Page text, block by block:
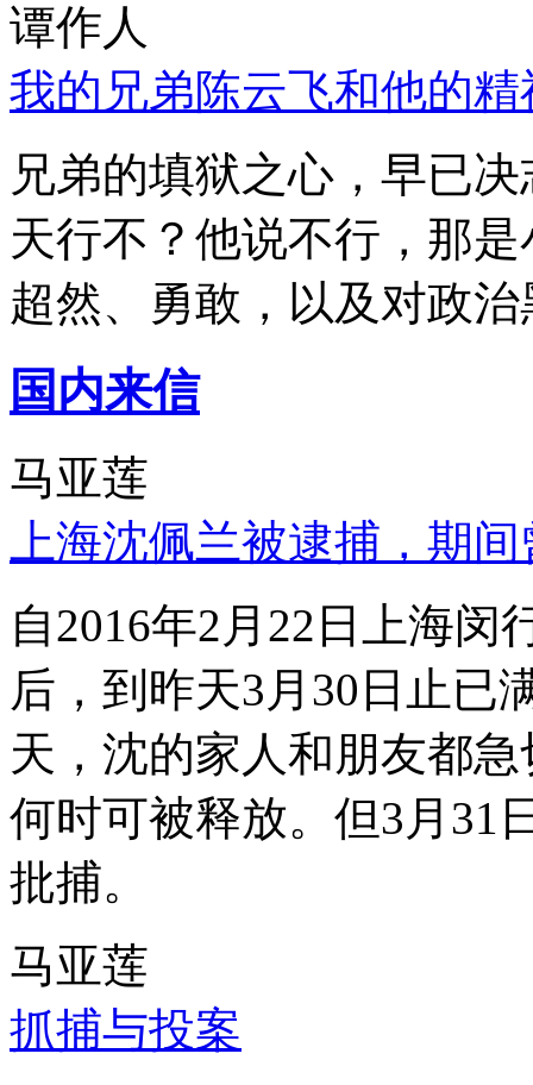
谭作人
我的兄弟陈云飞和他的
兄弟的填狱之心，早已
天行不？他说不行，那
超然、勇敢，以及对政
国内来信
马亚莲
上海沈佩兰被逮捕，期
自2016年2月22日上海
后，到昨天3月30日止已
天，沈的家人和朋友都
何时可被释放。但3月31
批捕。
马亚莲
抓捕与投案